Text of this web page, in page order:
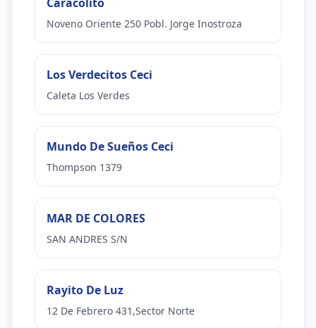
Noveno Oriente 250 Pobl. Jorge Inostroza
Los Verdecitos Ceci
Caleta Los Verdes
Mundo De Sueños Ceci
Thompson 1379
MAR DE COLORES
SAN ANDRES S/N
Rayito De Luz
12 De Febrero 431,Sector Norte